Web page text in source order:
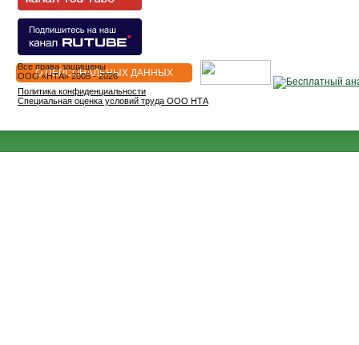
О ПЕРСОНАЛЬНЫХ ДАННЫХ
Все права защищены
OOO «НТА» 2005 - 2026
Политика конфиденциальности
Специальная оценка условий труда ООО НТА